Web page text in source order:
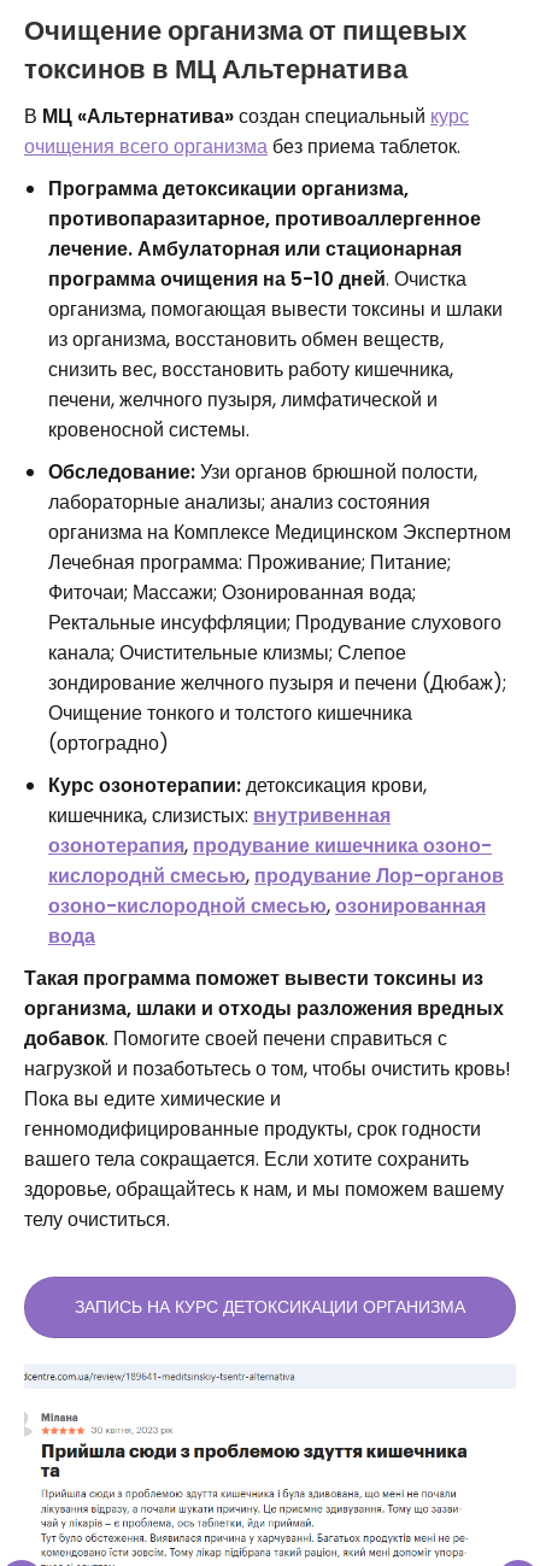
Очищение организма от пищевых
токсинов в МЦ Альтернатива
В МЦ «Альтернатива»создан специальный курс
очищения всего организма без приема таблеток.
Программа детоксикации организма,
противопаразитарное, противоаллергенное
лечение. Амбулаторная или стационарная
программа очищения на 5-10 дней. Очистка
организма, помогающая вывести токсины и шлаки
из организма, восстановить обмен веществ,
снизить вес, восстановить работу кишечника,
печени, желчного пузыря, лимфатической и
кровеносной системы.
Обследование:Узи органов брюшной полости,
лабораторные анализы; анализ состояния
организма на Комплексе Медицинском Экспертном
Лечебная программа: Проживание; Питание;
Фиточаи; Массажи; Озонированная вода;
Ректальные инсуффляции; Продувание слухового
канала; Очистительные клизмы; Слепое
зондирование желчного пузыря и печени (Дюбаж);
Очищение тонкого и толстого кишечника
(ортоградно)
Курс озонотерапии:детоксикация крови,
кишечника, слизистых: внутривенная
озонотерапия, продувание кишечника озоно-
кислороднй смесью, продувание Лор-органов
озоно-кислородной смесью,озонированная
вода
Такая программа поможет вывести токсины из
организма, шлаки и отходы разложения вредных
добавок. Помогите своей печени справиться с
нагрузкой и позаботьтесь о том, чтобы очистить кровь!
Пока вы едите химические и
генномодифицированные продукты, срок годности
вашего тела сокращается. Если хотите сохранить
здоровье, обращайтесь к нам, и мы поможем вашему
телу очиститься.
ЗАПИСЬ НА КУРС ДЕТОКСИКАЦИИ ОРГАНИЗМА